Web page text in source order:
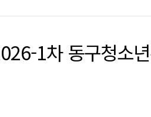
1차 동구청소